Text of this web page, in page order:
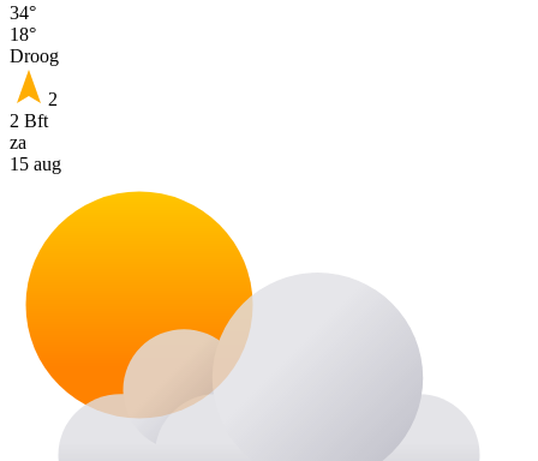
34°
18°
Droog
2
2 Bft
za
15 aug